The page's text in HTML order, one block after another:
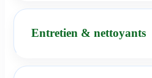
Entretien & nettoyants